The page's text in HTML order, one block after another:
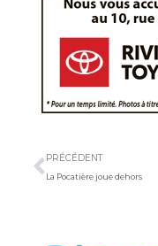
PRÉCÉDENT
La Pocatière joue dehors